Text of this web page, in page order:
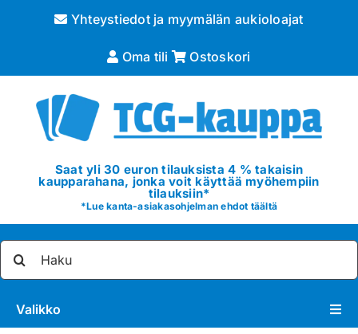
Yhteystiedot ja myymälän aukioloajat
Oma tili Ostoskori
Saat yli 30 euron tilauksista 4 % takaisin
kaupparahana, jonka voit käyttää myöhempiin
tilauksiin*
*Lue kanta-asiakasohjelman ehdot täältä
Valikko